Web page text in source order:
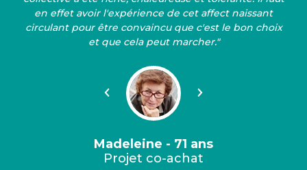
en effet avoir l'expérience de cet affect naissant
circulant pour être convaincu que c'est le bon choix
et que cela peut marcher."
Précédent Suivant
Madeleine - 71 ans
Projet co-achat